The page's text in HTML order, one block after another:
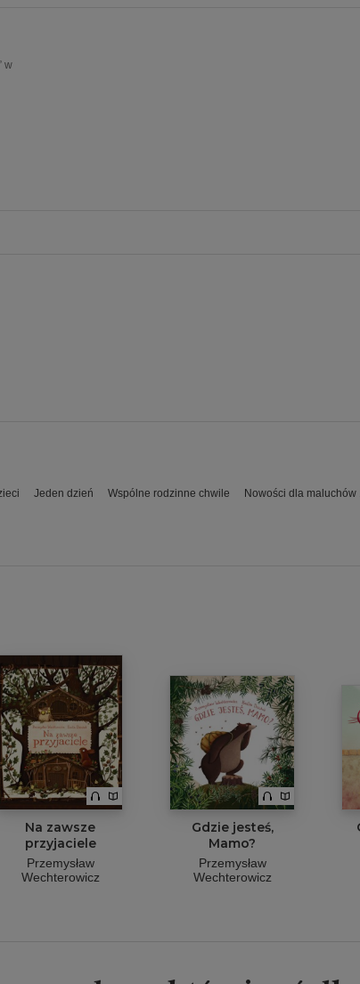
w
Jeden dzień Wspólne rodzinne chwile Nowości dla maluchów
Na zawsze
przyjaciele
Przemysław
Wechterowicz
Gdzie jesteś,
Mamo?
Przemysław
Wechterowicz